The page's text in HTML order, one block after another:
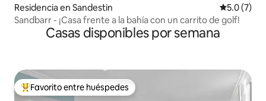
Residencia en Sandestin
5.0 (7)
Sandbarr - ¡Casa frente a la bahía con un carrito de golf!
Casas disponibles por semana
De los mejores en Favorito entre huéspedes
Favorito entre huéspedes